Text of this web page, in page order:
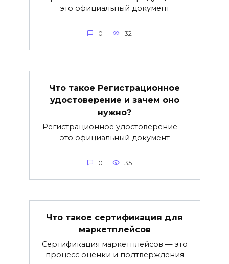
это официальный документ
0 32
Что такое Регистрационное
удостоверение и зачем оно
нужно?
Регистрационное удостоверение —
это официальный документ
0 35
Что такое сертификация для
маркетплейсов
Сертификация маркетплейсов — это
процесс оценки и подтверждения